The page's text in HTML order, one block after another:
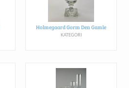
Holmegaard Gorm Den Gamle
KATEGORI